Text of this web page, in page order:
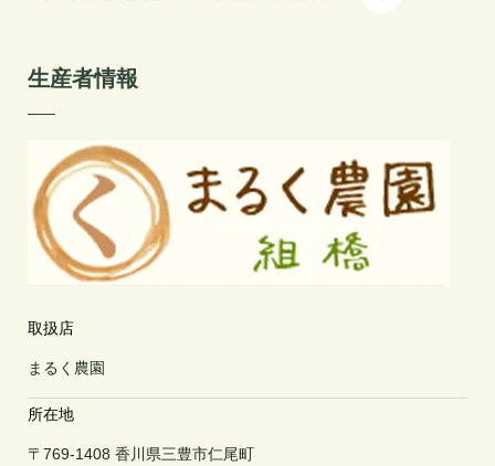
生産者情報
取扱店
まるく農園
所在地
〒769-1408 香川県三豊市仁尾町